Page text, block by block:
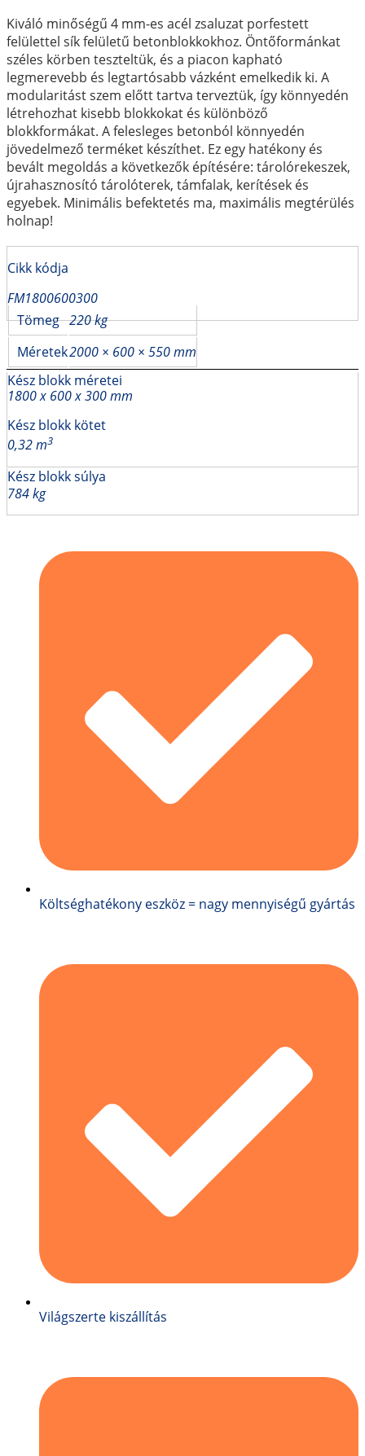
Kiváló minőségű 4 mm-es acél zsaluzat porfestett
felülettel sík felületű betonblokkokhoz. Öntőformánkat
széles körben teszteltük, és a piacon kapható
legmerevebb és legtartósabb vázként emelkedik ki. A
modularitást szem előtt tartva terveztük, így könnyedén
létrehozhat kisebb blokkokat és különböző
blokkformákat. A felesleges betonból könnyedén
jövedelmező terméket készíthet. Ez egy hatékony és
bevált megoldás a következők építésére: tárolórekeszek,
újrahasznosító tárolóterek, támfalak, kerítések és
egyebek. Minimális befektetés ma, maximális megtérülés
holnap!
Cikk kódja
FM1800600300
Tömeg 220 kg
Méretek2000 × 600 × 550 mm
Kész blokk méretei
1800 x 600 x 300 mm
Kész blokk kötet
0,32 m3
Kész blokk súlya
784 kg
Költséghatékony eszköz = nagy mennyiségű gyártás
Világszerte kiszállítás